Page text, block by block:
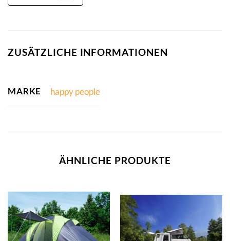
ZUSÄTZLICHE INFORMATIONEN
MARKE happy people
ÄHNLICHE PRODUKTE